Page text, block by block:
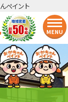
ペイント
MENU